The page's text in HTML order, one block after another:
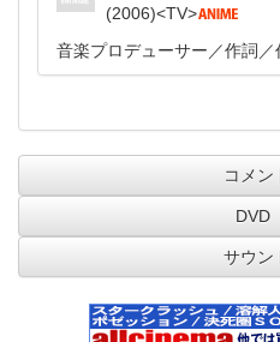
2006
TV
音楽プロデューサー
作詞
コメン
DVD
サウン